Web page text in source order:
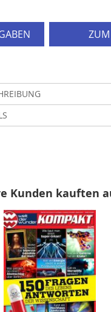
Kunden kauften